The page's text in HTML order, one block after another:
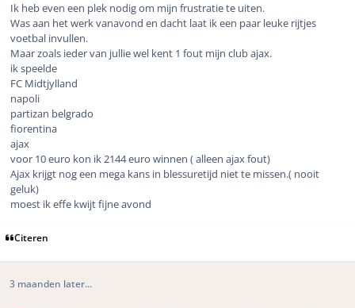
Ik heb even een plek nodig om mijn frustratie te uiten.
Was aan het werk vanavond en dacht laat ik een paar leuke rijtjes
voetbal invullen.
Maar zoals ieder van jullie wel kent 1 fout mijn club ajax.
ik speelde
FC Midtjylland
napoli
partizan belgrado
fiorentina
ajax
voor 10 euro kon ik 2144 euro winnen ( alleen ajax fout)
Ajax krijgt nog een mega kans in blessuretijd niet te missen.( nooit
geluk)
moest ik effe kwijt fijne avond
Citeren
3 maanden later...